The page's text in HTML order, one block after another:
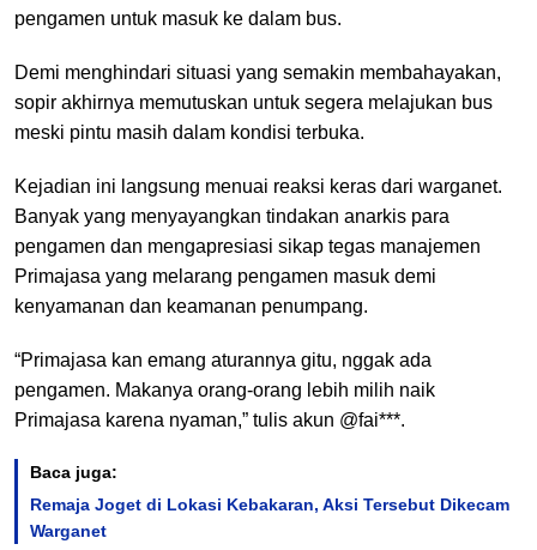
pengamen untuk masuk ke dalam bus.
Demi menghindari situasi yang semakin membahayakan,
sopir akhirnya memutuskan untuk segera melajukan bus
meski pintu masih dalam kondisi terbuka.
Kejadian ini langsung menuai reaksi keras dari warganet.
Banyak yang menyayangkan tindakan anarkis para
pengamen dan mengapresiasi sikap tegas manajemen
Primajasa yang melarang pengamen masuk demi
kenyamanan dan keamanan penumpang.
“Primajasa kan emang aturannya gitu, nggak ada
pengamen. Makanya orang-orang lebih milih naik
Primajasa karena nyaman,” tulis akun @fai***.
Baca juga:
Remaja Joget di Lokasi Kebakaran, Aksi Tersebut Dikecam
Warganet